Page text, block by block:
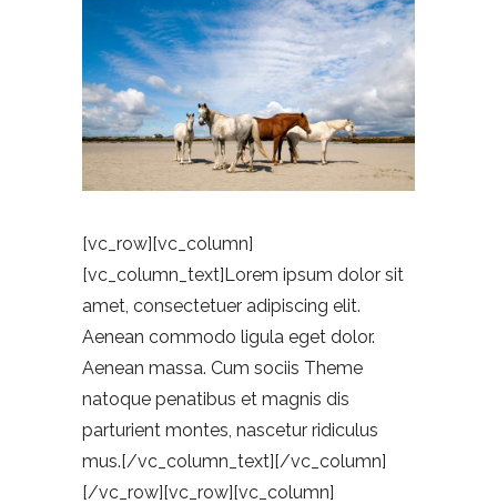
[vc_row][vc_column]
[vc_column_text]Lorem ipsum dolor sit
amet, consectetuer adipiscing elit.
Aenean commodo ligula eget dolor.
Aenean massa. Cum sociis Theme
natoque penatibus et magnis dis
parturient montes, nascetur ridiculus
mus.[/vc_column_text][/vc_column]
[/vc_row][vc_row][vc_column]